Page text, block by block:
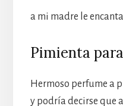
a mi madre le
Pimienta
Hermoso perfume a
y podría decirse que